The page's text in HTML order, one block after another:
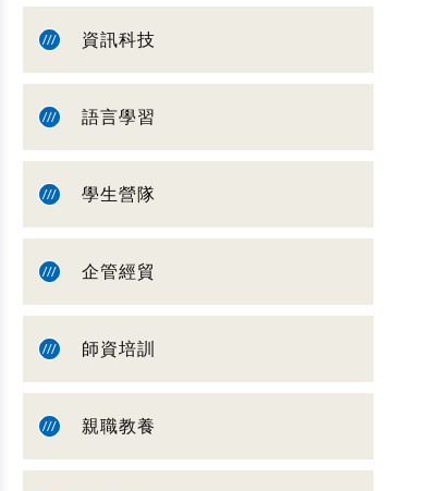
資訊科技
語言學習
學生營隊
企管經貿
師資培訓
親職教養